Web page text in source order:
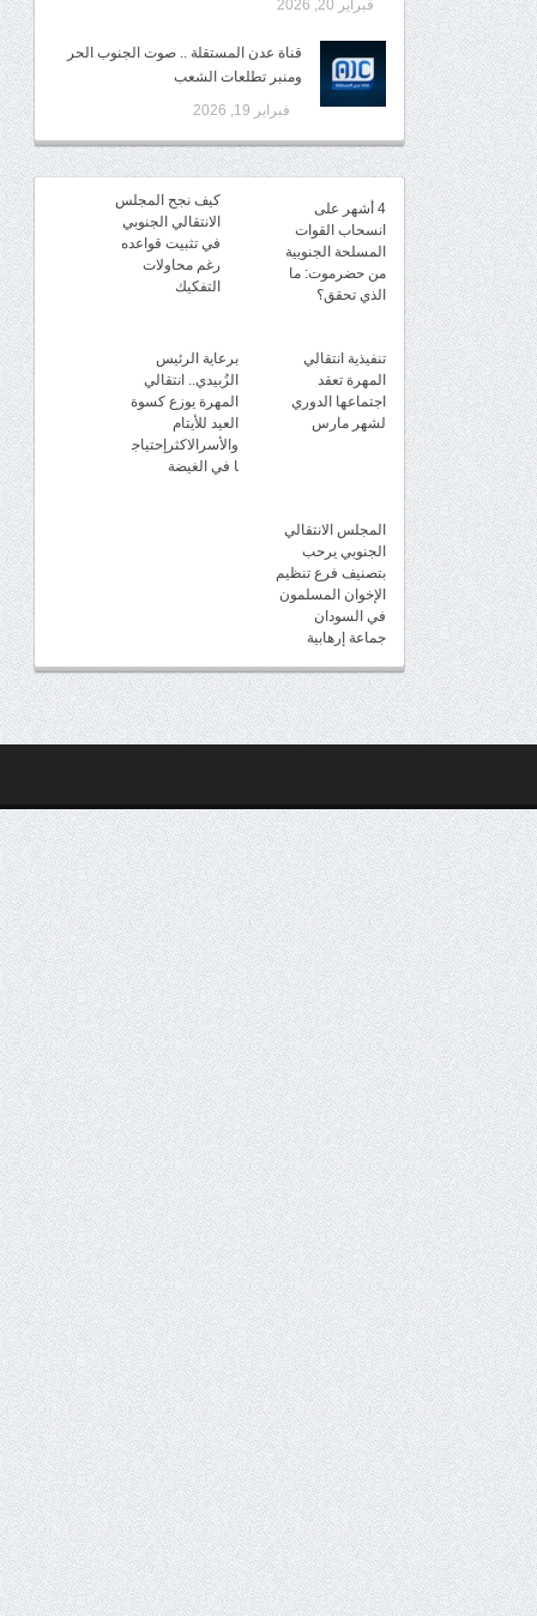
فبراير 20, 2026
قناة عدن المستقلة .. صوت الجنوب الحر
ومنبر تطلعات الشعب
فبراير 19, 2026
4 أشهر على
انسحاب القوات
المسلحة الجنوبية
من حضرموت: ما
الذي تحقق؟
كيف نجح المجلس
الانتقالي الجنوبي
في تثبيت قواعده
رغم محاولات
التفكيك
تنفيذية انتقالي
المهرة تعقد
اجتماعها الدوري
لشهر مارس
برعاية الرئيس
الزُبيدي.. انتقالي
المهرة يوزع كسوة
العيد للأيتام
والأسرالاكثرإحتياج
ا في الغيضة
المجلس الانتقالي
الجنوبي يرحب
بتصنيف فرع تنظيم
الإخوان المسلمون
في السودان
جماعة إرهابية